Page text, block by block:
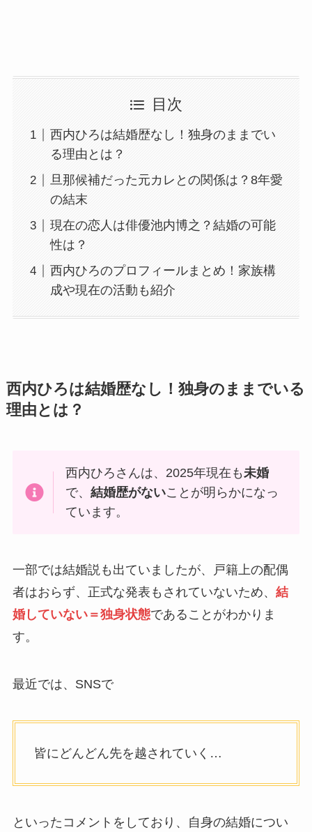
目次
西内ひろは結婚歴なし！独身のままでい
る理由とは？
旦那候補だった元カレとの関係は？8年愛
の結末
現在の恋人は俳優池内博之？結婚の可能
性は？
西内ひろのプロフィールまとめ！家族構
成や現在の活動も紹介
西内ひろは結婚歴なし！独身のままでいる
理由とは？
西内ひろさんは、2025年現在も 未婚
で、結婚歴がないことが明らかになっ
ています。
一部では結婚説も出ていましたが、戸籍上の配偶
者はおらず、正式な発表もされていないため、 結
婚していない＝独身状態であることがわかりま
す。
最近では、SNSで
皆にどんどん先を越されていく…
といったコメントをしており、自身の結婚につい